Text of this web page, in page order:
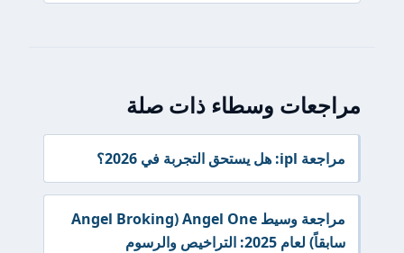
مراجعات وسطاء ذات صلة
مراجعة ipl: هل يستحق التجربة في 2026؟
مراجعة وسيط Angel One (Angel Broking
سابقاً) لعام 2025: التراخيص والرسوم